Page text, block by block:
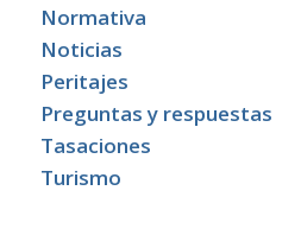
Normativa
Noticias
Peritajes
Preguntas y respuestas
Tasaciones
Turismo